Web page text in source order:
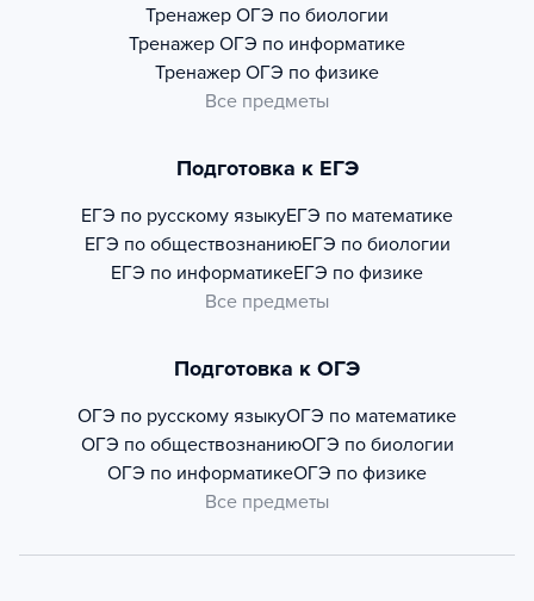
Тренажер ОГЭ по биологии
Тренажер ОГЭ по информатике
Тренажер ОГЭ по физике
Все предметы
Подготовка к ЕГЭ
ЕГЭ по русскому языкуЕГЭ по математике
ЕГЭ по обществознаниюЕГЭ по биологии
ЕГЭ по информатикеЕГЭ по физике
Все предметы
Подготовка к ОГЭ
ОГЭ по русскому языкуОГЭ по математике
ОГЭ по обществознаниюОГЭ по биологии
ОГЭ по информатикеОГЭ по физике
Все предметы